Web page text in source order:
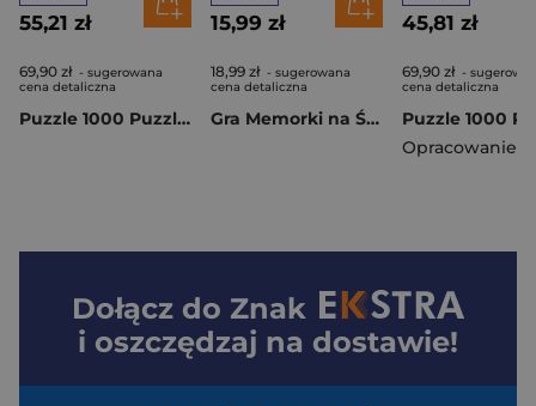
55,21 zł
69,90 zł - sugerowana
cena detaliczna
Puzzle 1000 Puzzlove Miasto Gdańsk CzuCzu
15,99 zł
18,99 zł - sugerowana
cena detaliczna
Gra Memorki na Święta CzuCzu
45,81 zł
69,90 zł -
cena detaliczna
Dołącz do Znak
i oszczędzaj na dostawie!